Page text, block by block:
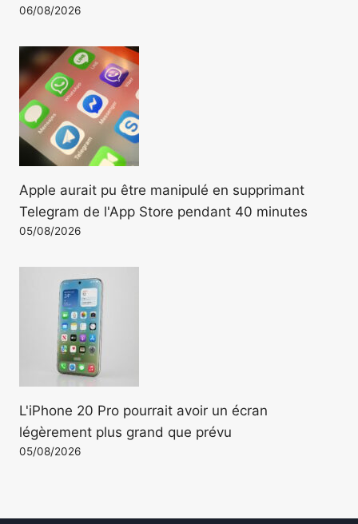
06/08/2026
Apple aurait pu être manipulé en supprimant
Telegram de l'App Store pendant 40 minutes
05/08/2026
L'iPhone 20 Pro pourrait avoir un écran
légèrement plus grand que prévu
05/08/2026